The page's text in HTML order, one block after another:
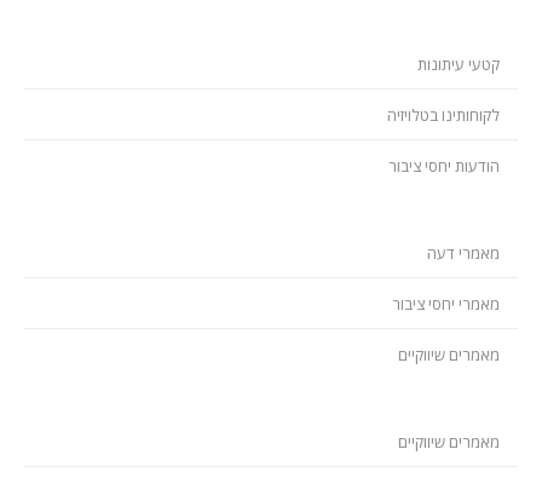
קטעי עיתונות
לקוחותינו בטלויזיה
הודעות יחסי ציבור
מאמרי דעה
מאמרי יחסי ציבור
מאמרים שיווקיים
מאמרים שיווקיים